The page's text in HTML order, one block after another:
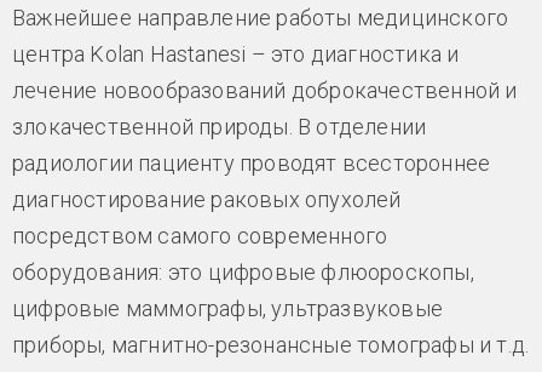
Важнейшее направление работы медицинского
центра Kolan Hastanesi – это диагностика и
лечение новообразований доброкачественной и
злокачественной природы. В отделении
радиологии пациенту проводят всестороннее
диагностирование раковых опухолей
посредством самого современного
оборудования: это цифровые флюороскопы,
цифровые маммографы, ультразвуковые
приборы, магнитно-резонансные томографы и т.д.